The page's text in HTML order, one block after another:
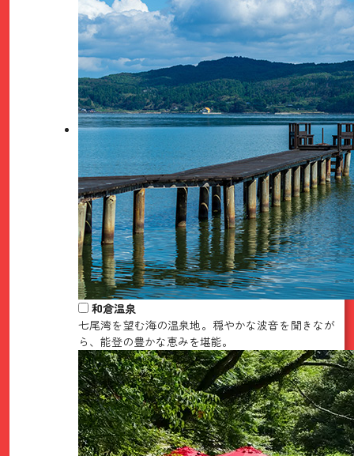
和倉温泉
七尾湾を望む海の温泉地。穏やかな波音を聞きなが
ら、能登の豊かな恵みを堪能。